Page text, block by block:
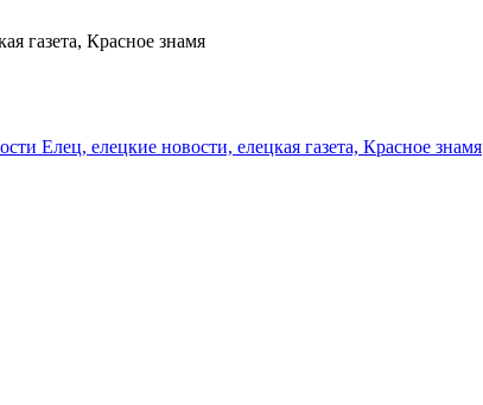
газета, Красное знамя
Елец, елецкие новости, елецкая газета, Красное знамя